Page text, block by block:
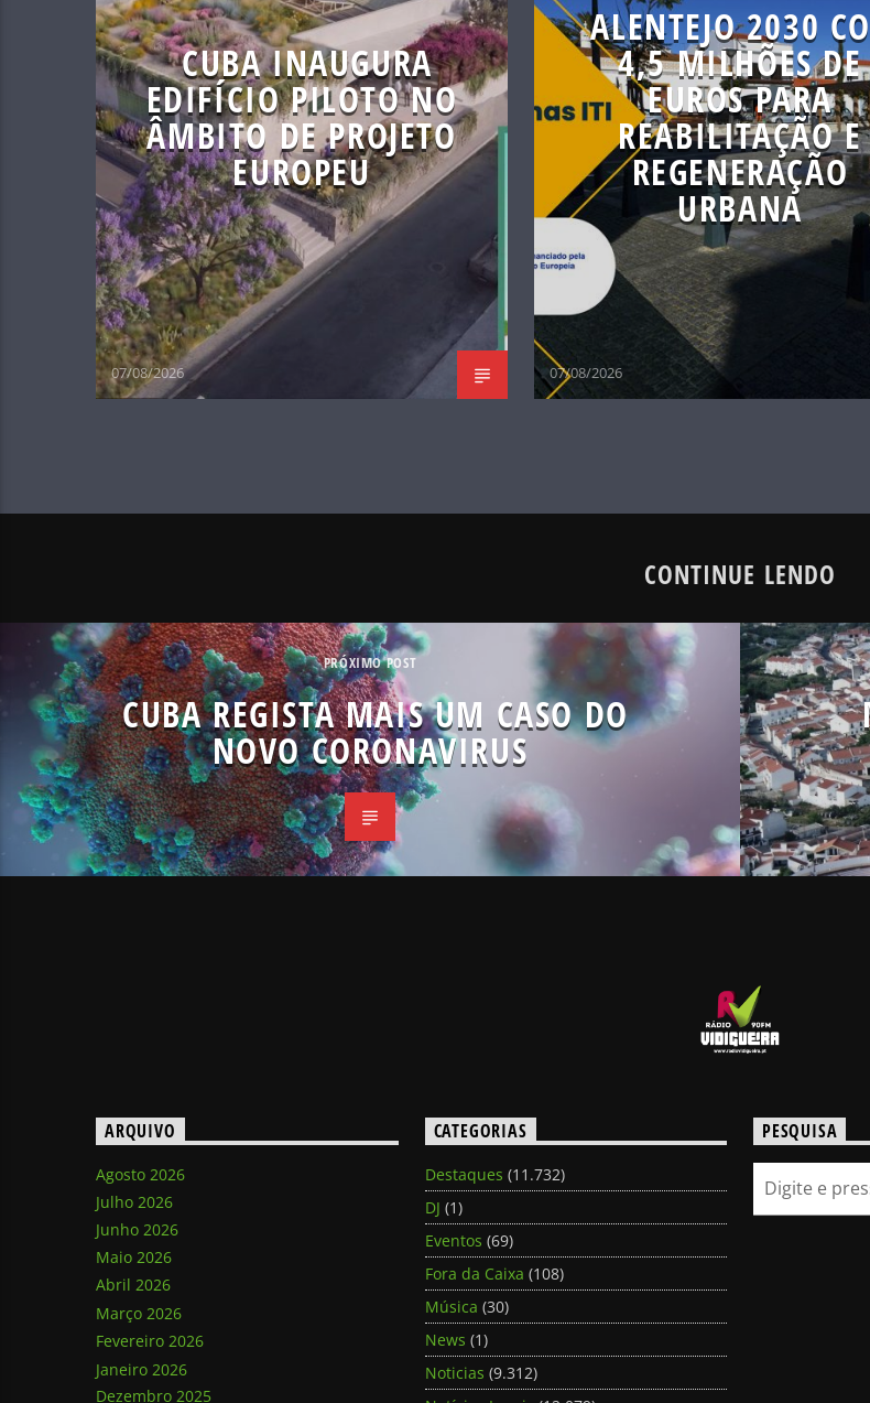
CUBA INAUGURA
EDIFÍCIO PILOTO NO
ÂMBITO DE PROJETO
EUROPEU
07/08/2026
ALENTEJO 2030
4,5 MILHÕES DE
EUROS PARA
REABILITAÇÃO E
REGENERAÇÃO
URBANA
07/08/2026
CONTINUE LENDO
PRÓXIMO POST
CUBA REGISTA MAIS UM CASO DO
NOVO CORONAVIRUS
ARQUIVO
Agosto 2026
Julho 2026
Junho 2026
Maio 2026
Abril 2026
Março 2026
Fevereiro 2026
Janeiro 2026
Dezembro 2025
CATEGORIAS
Destaques (11.732)
DJ (1)
Eventos (69)
Fora da Caixa (108)
Música (30)
News (1)
Noticias (9.312)
PESQUISA